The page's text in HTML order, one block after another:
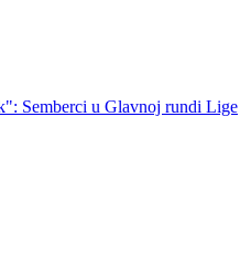
Semberci u Glavnoj rundi Lige